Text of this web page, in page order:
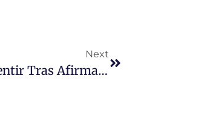
Next
El PSOE Acusa A La Junta De Volver A Mentir Tras Afirmar Que No Vacuna En Domicilios Y Consultorios Por Razones Sanitarias Y De Seguridad